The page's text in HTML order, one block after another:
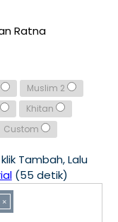
Ratna
Muslim 2
Khitan
Custom
Tambah, Lalu
(55 detik)